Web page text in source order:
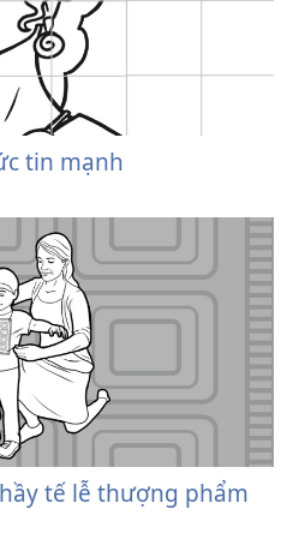
tin mạnh
tế lễ thượng phẩm